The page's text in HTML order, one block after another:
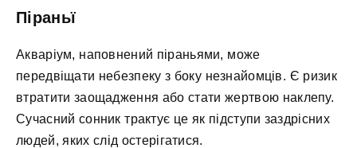
Піраньї
Акваріум, наповнений піраньями, може
передвіщати небезпеку з боку незнайомців. Є ризик
втратити заощадження або стати жертвою наклепу.
Сучасний сонник трактує це як підступи заздрісних
людей, яких слід остерігатися.